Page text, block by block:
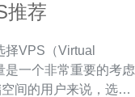
推荐
是一个非常重要的考虑
间的用户来说，选择